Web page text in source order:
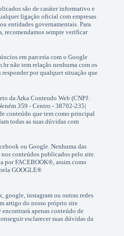
são de caráter informativo e
ligação oficial com empresas
entidades governamentais. Para
recomendamos sempre verificar
em parceria com o Google
não tem relação nenhuma com os
por qualquer situação que
da Arka Conteudo Web (CNPJ:
359 - Centro - 38702-235|
conteúdo que tem como principal
todas as suas dúvidas com
ou Google. Nenhuma das
nos conteúdos publicados pelo site.
por FACEBOOK®, assim como
GOOGLE®
google, instagram ou outras redes
artigo do nosso próprio site
apenas conteúdo de
esclarecer suas dúvidas da